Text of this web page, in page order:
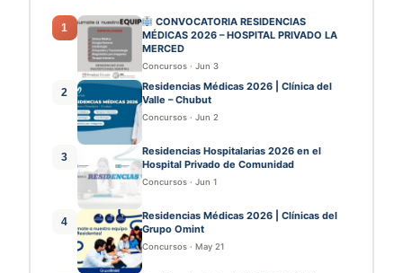
1
CONVOCATORIA RESIDENCIAS
MÉDICAS 2026 – HOSPITAL PRIVADO LA
MERCED
Concursos · Jun 3
2
Residencias Médicas 2026 | Clínica del
Valle – Chubut
Concursos · Jun 2
3
Residencias Hospitalarias 2026 en el
Hospital Privado de Comunidad
Concursos · Jun 1
4
Residencias Médicas 2026 | Clínicas del
Grupo Omint
Concursos · May 21